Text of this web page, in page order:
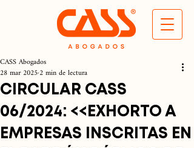
CIRCULAR CASS
06/2024: <<EXHORTO A
EMPRESAS INSCRITAS EN
CASS Abogados
28 mar 20252 min de lectura